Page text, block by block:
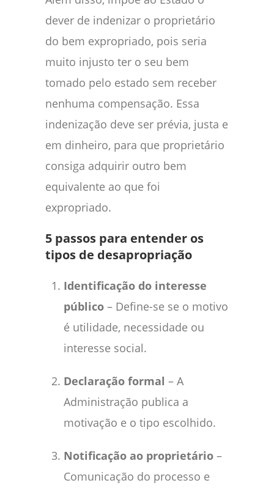
dever de indenizar o proprietário
do bem expropriado, pois seria
muito injusto ter o seu bem
tomado pelo estado sem receber
nenhuma compensação. Essa
indenização deve ser prévia, justa e
em dinheiro, para que proprietário
consiga adquirir outro bem
equivalente ao que foi
expropriado.
5 passos para entender os
tipos de desapropriação
Identificação do interesse
público – Define-se se o motivo
é utilidade, necessidade ou
interesse social.
Declaração formal – A
Administração publica a
motivação e o tipo escolhido.
Notificação ao proprietário –
Comunicação do processo e